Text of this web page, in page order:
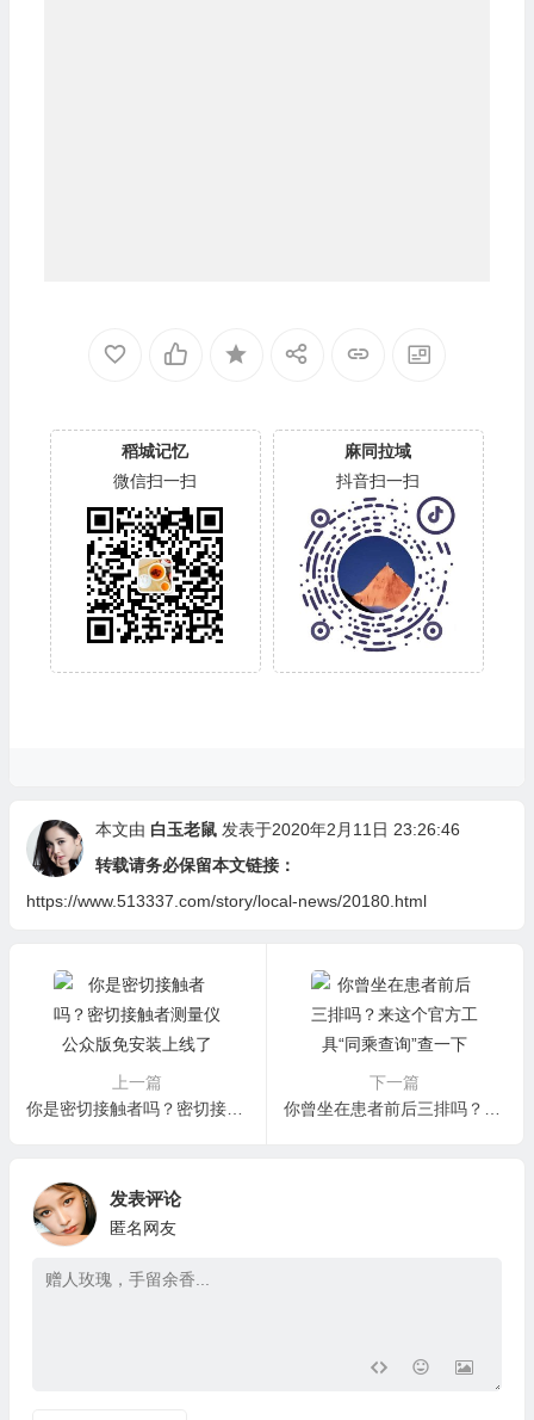
稻城记忆
微信扫一扫
麻同拉域
抖音扫一扫
本文由 白玉老鼠 发表于2020年2月11日 23:26:46
转载请务必保留本文链接：
https://www.513337.com/story/local-news/20180.html
上一篇
你是密切接触者吗？密切接触者测量仪公众版免安装上线了
下一篇
发表评论
匿名网友